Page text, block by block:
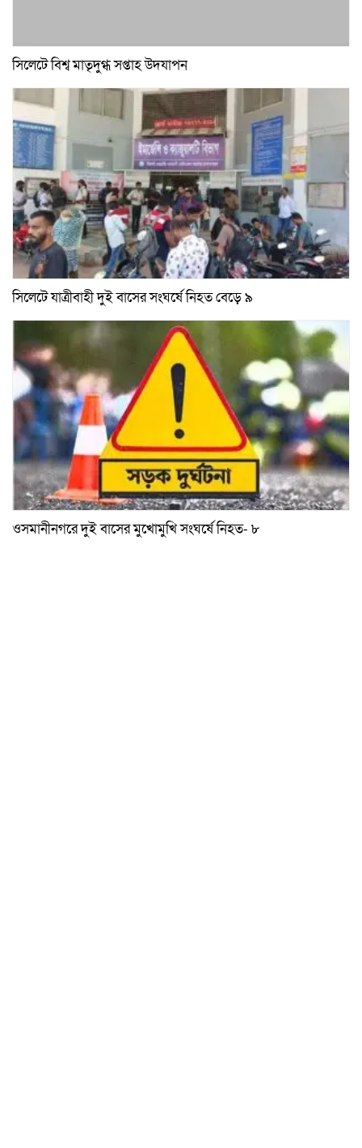
সিলেটে বিশ্ব মাতৃদুগ্ধ সপ্তাহ উদযাপন
সিলেটে যাত্রীবাহী দুই বাসের সংঘর্ষে নিহত বেড়ে ৯
ওসমানীনগরে দুই বাসের মুখোমুখি সংঘর্ষে নিহত- ৮